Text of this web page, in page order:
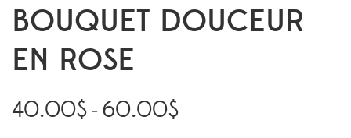
BOUQUET DOUCEUR
EN ROSE
40.00$ – 60.00$